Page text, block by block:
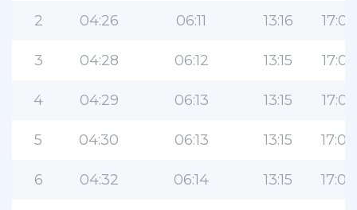
2 04:26 06:11 13:16 17:05
3 04:28 06:12 13:15 17:05
4 04:29 06:13 13:15 17:05
5 04:30 06:13 13:15 17:04
6 04:32 06:14 13:15 17:04